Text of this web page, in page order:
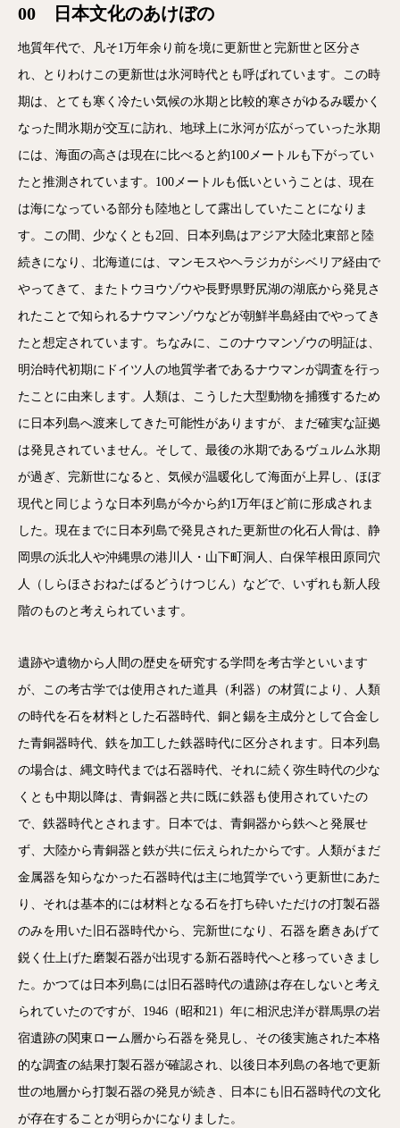
00 日本文化のあけぼの
地質年代で、凡そ1万年余り前を境に更新世と完新世と区分さ
れ、とりわけこの更新世は氷河時代とも呼ばれています。この時
期は、とても寒く冷たい気候の氷期と比較的寒さがゆるみ暖かく
なった間氷期が交互に訪れ、地球上に氷河が広がっていった氷期
には、海面の高さは現在に比べると約100メートルも下がってい
たと推測されています。100メートルも低いということは、現在
は海になっている部分も陸地として露出していたことになりま
す。この間、少なくとも2回、日本列島はアジア大陸北東部と陸
続きになり、北海道には、マンモスやヘラジカがシベリア経由で
やってきて、またトウヨウゾウや長野県野尻湖の湖底から発見さ
れたことで知られるナウマンゾウなどが朝鮮半島経由でやってき
たと想定されています。ちなみに、このナウマンゾウの明証は、
明治時代初期にドイツ人の地質学者であるナウマンが調査を行っ
たことに由来します。人類は、こうした大型動物を捕獲するため
に日本列島へ渡来してきた可能性がありますが、まだ確実な証拠
は発見されていません。そして、最後の氷期であるヴュルム氷期
が過ぎ、完新世になると、気候が温暖化して海面が上昇し、ほぼ
現代と同じような日本列島が今から約1万年ほど前に形成されま
した。現在までに日本列島で発見された更新世の化石人骨は、静
岡県の浜北人や沖縄県の港川人・山下町洞人、白保竿根田原同穴
人（しらほさおねたばるどうけつじん）などで、いずれも新人段
階のものと考えられています。
遺跡や遺物から人間の歴史を研究する学問を考古学といいます
が、この考古学では使用された道具（利器）の材質により、人類
の時代を石を材料とした石器時代、銅と錫を主成分として合金し
た青銅器時代、鉄を加工した鉄器時代に区分されます。日本列島
の場合は、縄文時代までは石器時代、それに続く弥生時代の少な
くとも中期以降は、青銅器と共に既に鉄器も使用されていたの
で、鉄器時代とされます。日本では、青銅器から鉄へと発展せ
ず、大陸から青銅器と鉄が共に伝えられたからです。人類がまだ
金属器を知らなかった石器時代は主に地質学でいう更新世にあた
り、それは基本的には材料となる石を打ち砕いただけの打製石器
のみを用いた旧石器時代から、完新世になり、石器を磨きあげて
鋭く仕上げた磨製石器が出現する新石器時代へと移っていきまし
た。かつては日本列島には旧石器時代の遺跡は存在しないと考え
られていたのですが、1946（昭和21）年に相沢忠洋が群馬県の岩
宿遺跡の関東ローム層から石器を発見し、その後実施された本格
的な調査の結果打製石器が確認され、以後日本列島の各地で更新
世の地層から打製石器の発見が続き、日本にも旧石器時代の文化
が存在することが明らかになりました。